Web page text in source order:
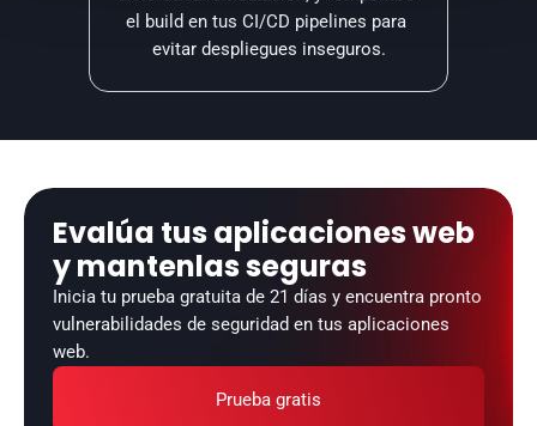
el build en tus CI/CD pipelines para
evitar despliegues inseguros.
Evalúa tus aplicaciones web
y mantenlas seguras
Inicia tu prueba gratuita de 21 días y encuentra pronto
vulnerabilidades de seguridad en tus aplicaciones
web.
Prueba gratis